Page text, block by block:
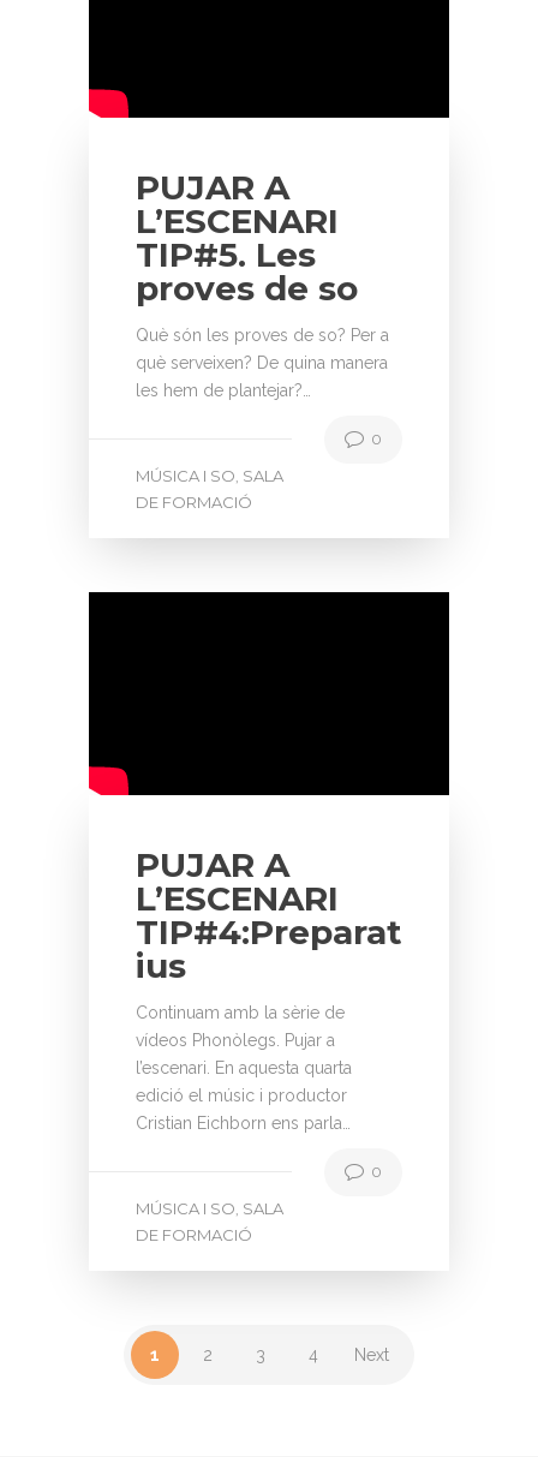
PUJAR A
L’ESCENARI
TIP#5. Les
proves de so
Què són les proves de so? Per a
què serveixen? De quina manera
les hem de plantejar?…
MÚSICA I SO SALA
DE FORMACIÓ
0
PUJAR A
L’ESCENARI
TIP#4:Preparat
ius
Continuam amb la sèrie de
vídeos Phonòlegs. Pujar a
l’escenari. En aquesta quarta
edició el músic i productor
Cristian Eichborn ens parla…
MÚSICA I SO SALA
DE FORMACIÓ
0
1 2 3 4 Next